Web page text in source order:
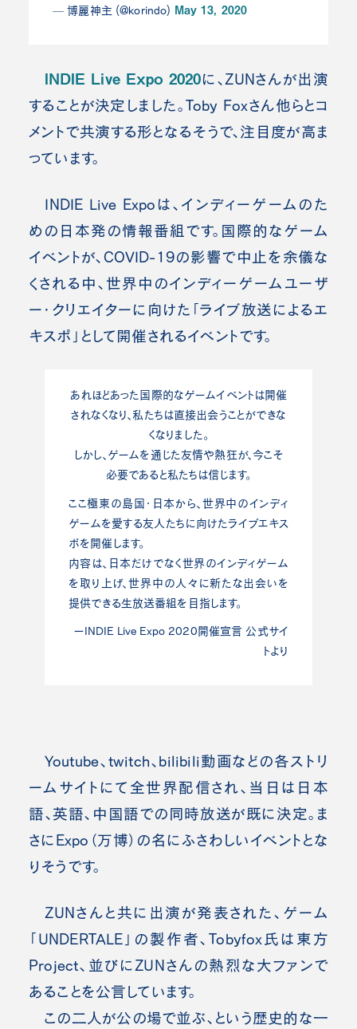
— 博麗神主 (@korindo) May 13, 2020
INDIE Live Expo 2020に、ZUNさんが出演
することが決定しました。Toby Foxさん他らとコ
メントで共演する形となるそうで、注目度が高ま
っています。
INDIE Live Expoは、インディーゲームのた
めの日本発の情報番組です。国際的なゲーム
イベントが、COVID-19の影響で中止を余儀な
くされる中、世界中のインディーゲームユーザ
ー・クリエイターに向けた「ライブ放送によるエ
キスポ」として開催されるイベントです。
あれほどあった国際的なゲームイベントは開催
されなくなり、私たちは直接出会うことができな
くなりました。
しかし、ゲームを通じた友情や熱狂が、今こそ
必要であると私たちは信じます。
ここ極東の島国・日本から、世界中のインディ
ゲームを愛する友人たちに向けたライブエキス
ポを開催します。
内容は、日本だけでなく世界のインディゲーム
を取り上げ、世界中の人々に新たな出会いを
提供できる生放送番組を目指します。
ーINDIE Live Expo 2020開催宣言 公式サイ
トより
Youtube、twitch、bilibili動画などの各ストリ
ームサイトにて全世界配信され、当日は日本
語、英語、中国語での同時放送が既に決定。ま
さにExpo（万博）の名にふさわしいイベントとな
りそうです。
ZUNさんと共に出演が発表された、ゲーム
「UNDERTALE」の製作者、Tobyfox氏は東方
Project、並びにZUNさんの熱烈な大ファンで
あることを公言しています。
この二人が公の場で並ぶ、という歴史的な一